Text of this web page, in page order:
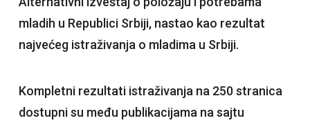
mladih u Republici Srbiji, nastao kao rezultat
najvećeg istraživanja o mladima u Srbiji.
Kompletni rezultati istraživanja na 250 stranica
dostupni su među publikacijama na sajtu